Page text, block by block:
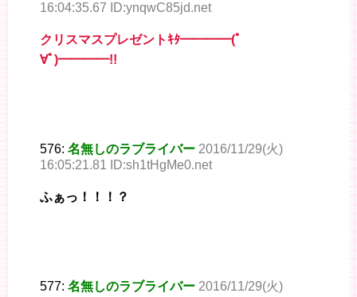
16:04:35.67 ID:ynqwC85jd.net
クリスマスプレゼントｷﾀ━━━━(ﾟ
∀ﾟ)━━━━!!
576: 名無しのラブライバー 2016/11/29(火)
16:05:21.81 ID:sh1tHgMe0.net
ふぁっ！！！？
577: 名無しのラブライバー 2016/11/29(火)